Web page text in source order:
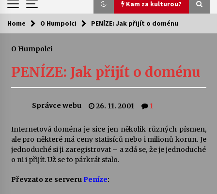
Kam za kulturou?
Kam za kulturou?
Sukuba Ensemble
4. 8. 2026
Vernisáž výstavy Josefíny Duškové: Stávám se
kapkou
Veselí muzikanti
30. 7. 2026
Home O Humpolci PENÍZE: Jak přijít o doménu
O Humpolci
PENÍZE: Jak přijít o doménu
Správce webu 26. 11. 2001 1
Internetová doména je sice jen několik různých písmen,
ale pro některé má ceny statisíců nebo i milionů korun. Je
jednoduché si ji zaregistrovat – a zdá se, že je jednoduché
o ni i přijít. Už se to párkrát stalo.
Převzato ze serveru Peníze: